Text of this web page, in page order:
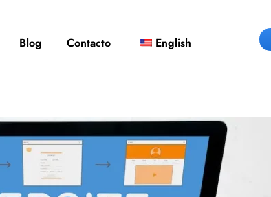
Blog Contacto English